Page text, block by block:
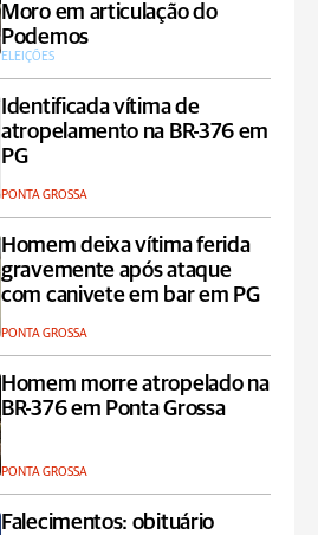
Moro em articulação do
Podemos
ELEIÇÕES
Identificada vítima de
atropelamento na BR-376 em
PG
PONTA GROSSA
Homem deixa vítima ferida
gravemente após ataque
com canivete em bar em PG
PONTA GROSSA
Homem morre atropelado na
BR-376 em Ponta Grossa
PONTA GROSSA
Falecimentos: obituário